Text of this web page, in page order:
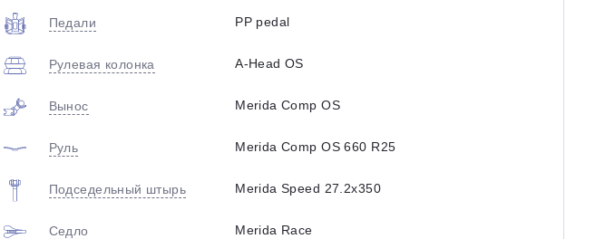
Педали PP pedal
Рулевая колонка A-Head OS
Вынос Merida Comp OS
Руль Merida Comp OS 660 R25
Подседельный штырь Merida Speed 27.2х350
Седло Merida Race